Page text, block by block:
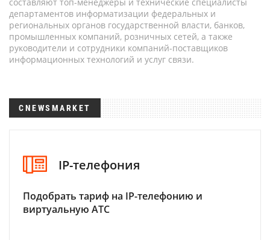
департаментов информатизации федеральных и
региональных органов государственной власти, банков,
промышленных компаний, розничных сетей, а также
руководители и сотрудники компаний-поставщиков
информационных технологий и услуг связи.
CNEWSMARKET
IP-телефония
Подобрать тариф на IP-телефонию и
виртуальную АТС